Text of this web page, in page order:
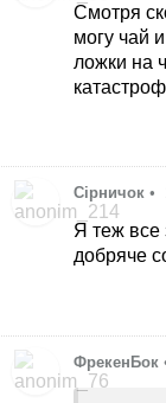
Смотря
могу чай
ложки на
Сірничок •
Я теж все
добряче
ФрекенБок